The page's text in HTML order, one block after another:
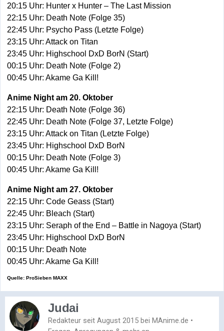
20:15 Uhr: Hunter x Hunter – The Last Mission
22:15 Uhr: Death Note (Folge 35)
22:45 Uhr: Psycho Pass (Letzte Folge)
23:15 Uhr: Attack on Titan
23:45 Uhr: Highschool DxD BorN (Start)
00:15 Uhr: Death Note (Folge 2)
00:45 Uhr: Akame Ga Kill!
Anime Night am 20. Oktober
22:15 Uhr: Death Note (Folge 36)
22:45 Uhr: Death Note (Folge 37, Letzte Folge)
23:15 Uhr: Attack on Titan (Letzte Folge)
23:45 Uhr: Highschool DxD BorN
00:15 Uhr: Death Note (Folge 3)
00:45 Uhr: Akame Ga Kill!
Anime Night am 27. Oktober
22:15 Uhr: Code Geass (Start)
22:45 Uhr: Bleach (Start)
23:15 Uhr: Seraph of the End – Battle in Nagoya (Start)
23:45 Uhr: Highschool DxD BorN
00:15 Uhr: Death Note
00:45 Uhr: Akame Ga Kill!
Quelle: ProSieben MAXX
Judai
Redakteur seit August 2015 bei MAnime.de •